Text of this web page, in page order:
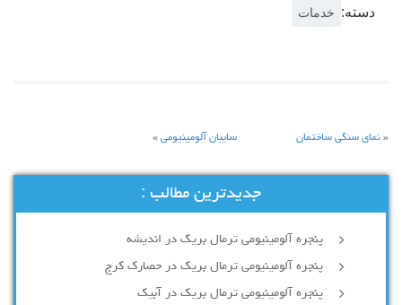
دسته: خدمات
« نمای سنگی ساختمان سایبان آلومینیومی»
جدیدترین مطالب :
پنجره آلومینیومی ترمال بریک در اندیشه
پنجره آلومینیومی ترمال بریک در حصارک کرج
پنجره آلومینیومی ترمال بریک در آبیک